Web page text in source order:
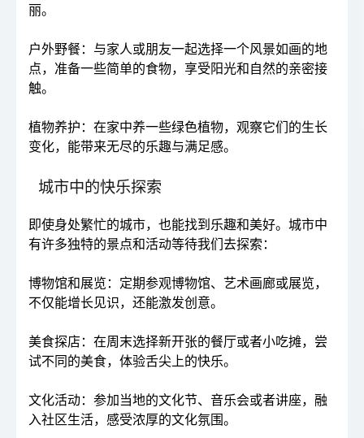
丽。
户外野餐：与家人或朋友一起选择一个风景如画的地
点，准备一些简单的食物，享受阳光和自然的亲密接
触。
植物养护：在家中养一些绿色植物，观察它们的生长
变化，能带来无尽的乐趣与满足感。
城市中的快乐探索
即使身处繁忙的城市，也能找到乐趣和美好。城市中
有许多独特的景点和活动等待我们去探索：
博物馆和展览：定期参观博物馆、艺术画廊或展览，
不仅能增长见识，还能激发创意。
美食探店：在周末选择新开张的餐厅或者小吃摊，尝
试不同的美食，体验舌尖上的快乐。
文化活动：参加当地的文化节、音乐会或者讲座，融
入社区生活，感受浓厚的文化氛围。